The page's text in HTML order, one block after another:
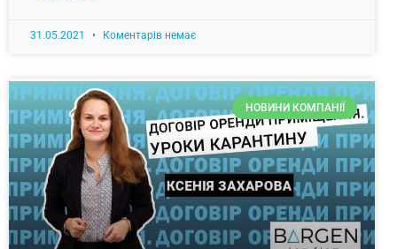
31.05.2021 Коментарів немає
НОВИНИ КОМПАНІЇ